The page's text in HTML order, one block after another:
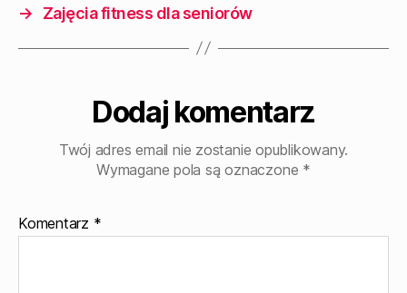
→
Zajęcia fitness dla seniorów
Dodaj komentarz
Twój adres email nie zostanie opublikowany.
Wymagane pola są oznaczone *
Komentarz *